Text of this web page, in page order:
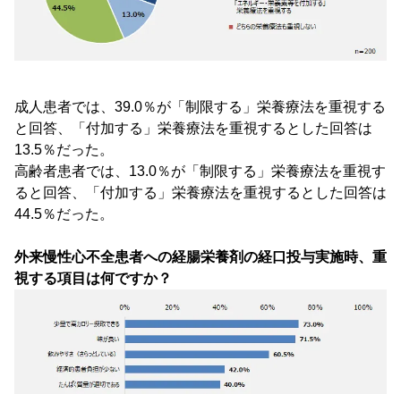
成人患者では、39.0％が「制限する」栄養療法を重視する
と回答、「付加する」栄養療法を重視するとした回答は
13.5％だった。
高齢者患者では、13.0％が「制限する」栄養療法を重視す
ると回答、「付加する」栄養療法を重視するとした回答は
44.5％だった。
外来慢性心不全患者への経腸栄養剤の経口投与実施時、重
視する項目は何ですか？